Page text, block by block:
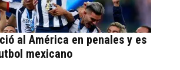
al América en penales y es
mexicano